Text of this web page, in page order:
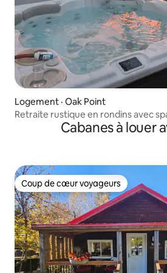
Logement · Oak Point
Retraite rustique en rondins avec
Cabanes à louer
Coup de cœur voyageurs
Coup de cœur voyageurs